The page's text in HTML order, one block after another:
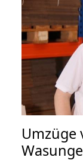
Umzüge